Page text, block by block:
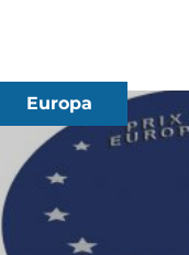
Europa